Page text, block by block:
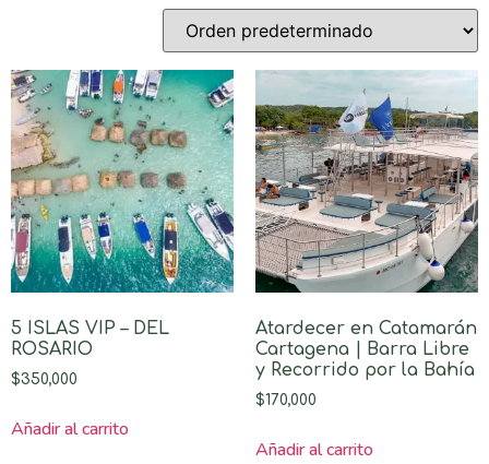
5 ISLAS VIP – DEL
ROSARIO
$350,000
Añadir al carrito
Atardecer en Catamarán
Cartagena | Barra Libre
y Recorrido por la Bahía
$170,000
Añadir al carrito